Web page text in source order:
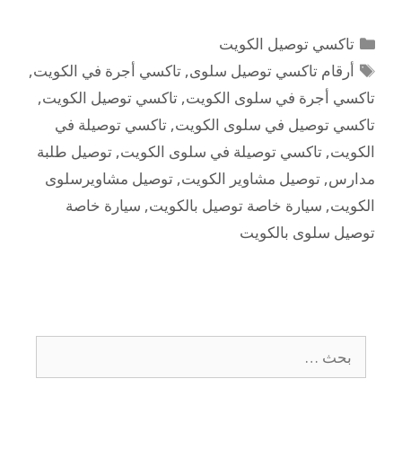
تاكسي توصيل الكويت
أرقام تاكسي توصيل سلوى,تاكسي أجرة في الكويت,
تاكسي أجرة في سلوى الكويت, تاكسي توصيل الكويت,
تاكسي توصيل في سلوى الكويت, تاكسي توصيلة في
الكويت, تاكسي توصيلة في سلوى الكويت, توصيل طلبة
مدارس, توصيل مشاوير الكويت, توصيل مشاويرسلوى
الكويت, سيارة خاصة توصيل بالكويت, سيارة خاصة
توصيل سلوى بالكويت